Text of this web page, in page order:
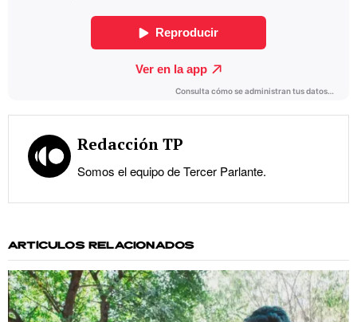
Redacción TP
Somos el equipo de Tercer Parlante.
ARTÍCULOS RELACIONADOS